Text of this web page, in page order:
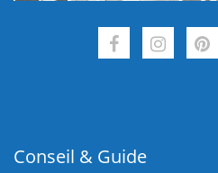
Conseil & Guide